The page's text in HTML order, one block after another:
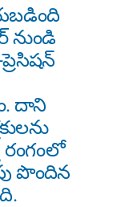
దాని
రంగంలో
పొందిన